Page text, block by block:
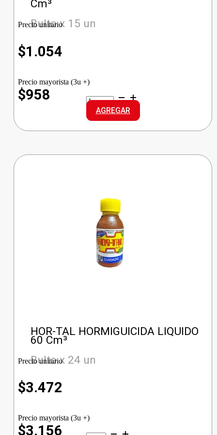
Cm³
Bulto x 15 un
Precio unitario
$1.054
Precio mayorista (3u +)
$958
HEROE
LAVAVAJILLAS
LIMON
cantidad
AGREGAR
HOR-TAL HORMIGUICIDA LIQUIDO
60 Cm³
Bulto x 24 un
Precio unitario
$3.472
Precio mayorista (3u +)
$3.156
HOR-